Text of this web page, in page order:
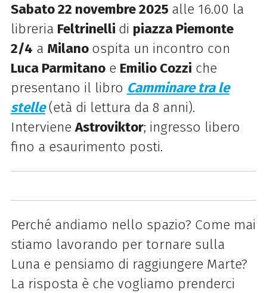
Sabato 22 novembre2025 alle 16.00 la
libreria Feltrinelli di piazza Piemonte
2/4 a Milano ospita un incontro con
Luca Parmitanoe Emilio Cozzi che
presentano il libro Camminare tra le
stelle(età di lettura da 8 anni).
IntervieneAstroviktor; ingresso libero
fino a esaurimento posti.
Perché andiamo nello spazio? Come mai
stiamo lavorando per tornare sulla
Luna e pensiamo di raggiungere Marte?
La risposta è che vogliamo prenderci